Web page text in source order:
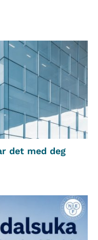
det med deg